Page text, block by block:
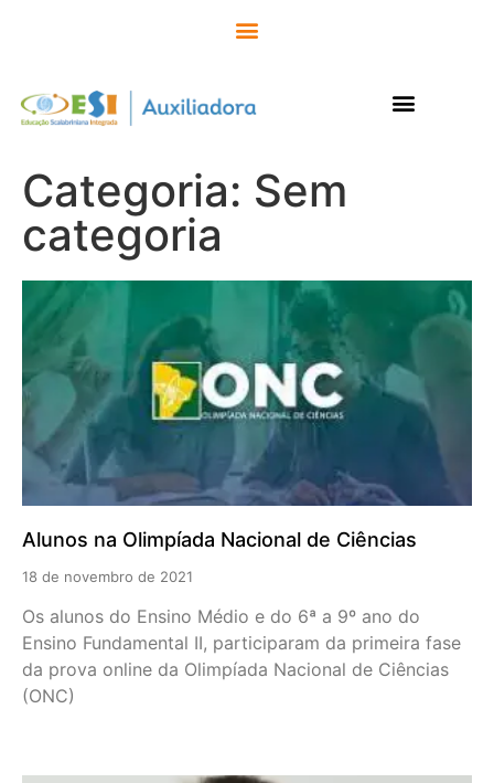
Categoria: Sem
categoria
Alunos na Olimpíada Nacional de Ciências
18 de novembro de 2021
Os alunos do Ensino Médio e do 6ª a 9º ano do
Ensino Fundamental II, participaram da primeira fase
da prova online da Olimpíada Nacional de Ciências
(ONC)